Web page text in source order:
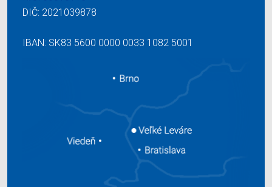
DIČ: 2021039878
IBAN: SK83 5600 0000 0033 1082 5001